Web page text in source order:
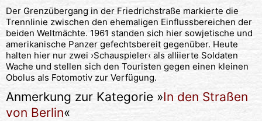
Der Grenzübergang in der Friedrichstraße markierte die
Trennlinie zwischen den ehemaligen Einflussbereichen der
beiden Weltmächte. 1961 standen sich hier sowjetische und
amerikanische Panzer gefechtsbereit gegenüber. Heute
halten hier nur zwei ›Schauspieler‹ als alliierte Soldaten
Wache und stellen sich den Touristen gegen einen kleinen
Obolus als Fotomotiv zur Verfügung.
Anmerkung zur Kategorie »In den Straßen
von Berlin«